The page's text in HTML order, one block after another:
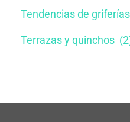
Tendencias de
Terrazas y quinchos